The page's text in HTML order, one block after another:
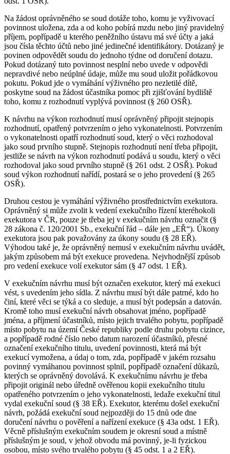
Na žádost oprávněného se soud dotáže toho, komu je vyživovací
povinnost uložena, zda a od koho pobírá mzdu nebo jiný pravidelný
příjem, popřípadě u kterého peněžního ústavu má své účty a jaká
jsou čísla těchto účtů nebo jiné jedinečné identifikátory. Dotázaný je
povinen odpovědět soudu do jednoho týdne od doručení dotazu.
Pokud dotázaný tuto povinnost nesplní nebo uvede v odpovědi
nepravdivé nebo neúplné údaje, může mu soud uložit pořádkovou
pokutu. Pokud jde o vymáhání výživného pro nezletilé dítě,
poskytne soud na žádost účastníka pomoc při zjišťování bydliště
toho, komu z rozhodnutí vyplývá povinnost (§ 260 OSŘ).
K návrhu na výkon rozhodnutí musí oprávněný připojit stejnopis
rozhodnutí, opatřený potvrzením o jeho vykonatelnosti. Potvrzením
o vykonatelnosti opatří rozhodnutí soud, který o věci rozhodoval
jako soud prvního stupně. Stejnopis rozhodnutí není třeba připojit,
jestliže se návrh na výkon rozhodnutí podává u soudu, který o věci
rozhodoval jako soud prvního stupně (§ 261 odst. 2 OSŘ). Pokud
soud výkon rozhodnutí nařídí, postará se o jeho provedení (§ 265
OSŘ).
Druhou cestou je vymáhání výživného prostřednictvím exekutora.
Oprávněný si může zvolit k vedení exekučního řízení kteréhokoli
exekutora v ČR, pouze je třeba jej v exekučním návrhu označit (§
28 zákona č. 120/2001 Sb., exekuční řád – dále jen „EŘ“). Úkony
exekutora jsou pak považovány za úkony soudu (§ 28 EŘ).
Výhodou také je, že oprávněný nemusí v exekučním návrhu uvádět,
jakým způsobem má být exekuce provedena. Nejvhodnější způsob
pro vedení exekuce volí exekutor sám (§ 47 odst. 1 EŘ).
V exekučním návrhu musí být označen exekutor, který má exekuci
vést, s uvedením jeho sídla. Z návrhu musí být dále patrné, kdo ho
činí, které věci se týká a co sleduje, a musí být podepsán a datován.
Kromě toho musí exekuční návrh obsahovat jméno, popřípadě
jména, a příjmení účastníků, místo jejich trvalého pobytu, popřípadě
místo pobytu na území České republiky podle druhu pobytu cizince,
a popřípadě rodné číslo nebo datum narození účastníků, přesné
označení exekučního titulu, uvedení povinnosti, která má být
exekucí vymožena, a údaj o tom, zda, popřípadě v jakém rozsahu
povinný vymáhanou povinnost splnil, popřípadě označení důkazů,
kterých se oprávněný dovolává. K exekučnímu návrhu je třeba
připojit originál nebo úředně ověřenou kopii exekučního titulu
opatřeného potvrzením o jeho vykonatelnosti, ledaže exekuční titul
vydal exekuční soud (§ 38 EŘ). Exekutor, kterému došel exekuční
návrh, požádá exekuční soud nejpozději do 15 dnů ode dne
doručení návrhu o pověření a nařízení exekuce (§ 43a odst. 1 EŘ).
Věcně příslušným exekučním soudem je okresní soud a místně
příslušným je soud, v jehož obvodu má povinný, je-li fyzickou
osobou, místo svého trvalého pobytu (§ 45 odst. 1 a 2 EŘ).